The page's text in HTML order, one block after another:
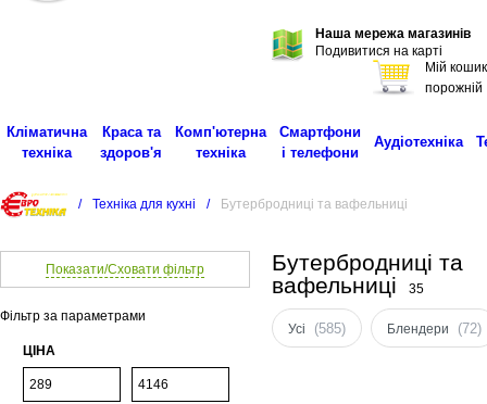
Наша мережа магазинів
Подивитися на карті
Мій кошик
порожній
Кліматична
техніка
Краса та
здоров'я
Комп'ютерна
техніка
Смартфони
і телефони
Аудіотехніка
/ Техніка для кухні / Бутербродниці та вафельниці
Показати/Сховати фільтр
Фільтр за параметрами
ЦІНА
Бутербродниці та
вафельниці
35
Усі (585) Блендери (72)